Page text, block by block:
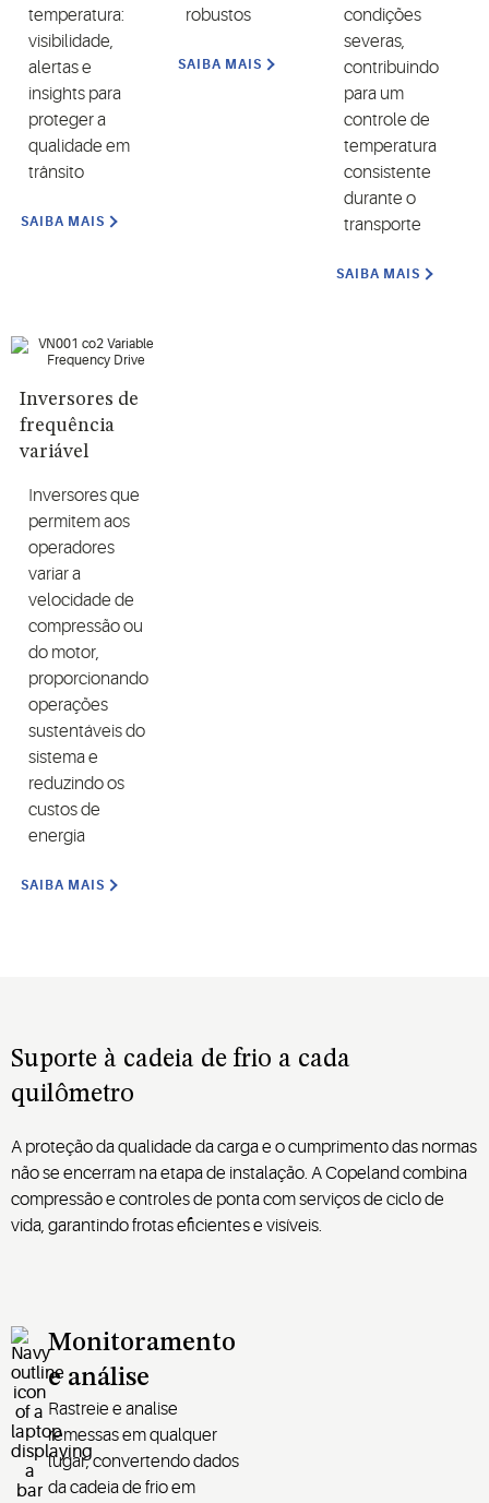
temperatura:
visibilidade,
alertas e
insights para
proteger a
qualidade em
trânsito
SAIBA MAIS
robustos
SAIBA MAIS
condições
severas,
contribuindo
para um
controle de
temperatura
consistente
durante o
transporte
SAIBA MAIS
Inversores de
frequência
variável
Inversores que
permitem aos
operadores
variar a
velocidade de
compressão ou
do motor,
proporcionando
operações
sustentáveis do
sistema e
reduzindo os
custos de
energia
SAIBA MAIS
Suporte à cadeia de frio a cada
quilômetro
A proteção da qualidade da carga e o cumprimento das normas
não se encerram na etapa de instalação. A Copeland combina
compressão e controles de ponta com serviços de ciclo de
vida, garantindo frotas eficientes e visíveis.
Monitoramento
e análise
Rastreie e analise
remessas em qualquer
lugar, convertendo dados
da cadeia de frio em